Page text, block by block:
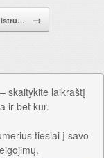
→
skaitykite laikraštį
ir bet kur.
tiesiai į savo